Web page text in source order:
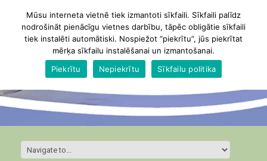
Mūsu interneta vietnē tiek izmantoti sīkfaili. Sīkfaili palīdz
nodrošināt pienācīgu vietnes darbību, tāpēc obligātie sīkfaili
tiek instalēti automātiski. Nospiežot “piekrītu”, jūs piekrītat
mērķa sīkfailu instalēšanai un izmantošanai.
Piekrītu
Nepiekrītu Sīkfailu politika